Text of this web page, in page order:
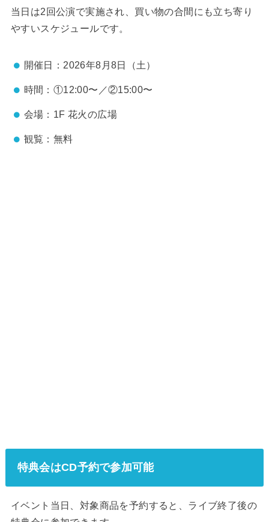
当日は2回公演で実施され、買い物の合間にも立ち寄り
やすいスケジュールです。
開催日：2026年8月8日（土）
時間：①12:00〜／②15:00〜
会場：1F 花火の広場
観覧：無料
特典会はCD予約で参加可能
イベント当日、対象商品を予約すると、ライブ終了後の